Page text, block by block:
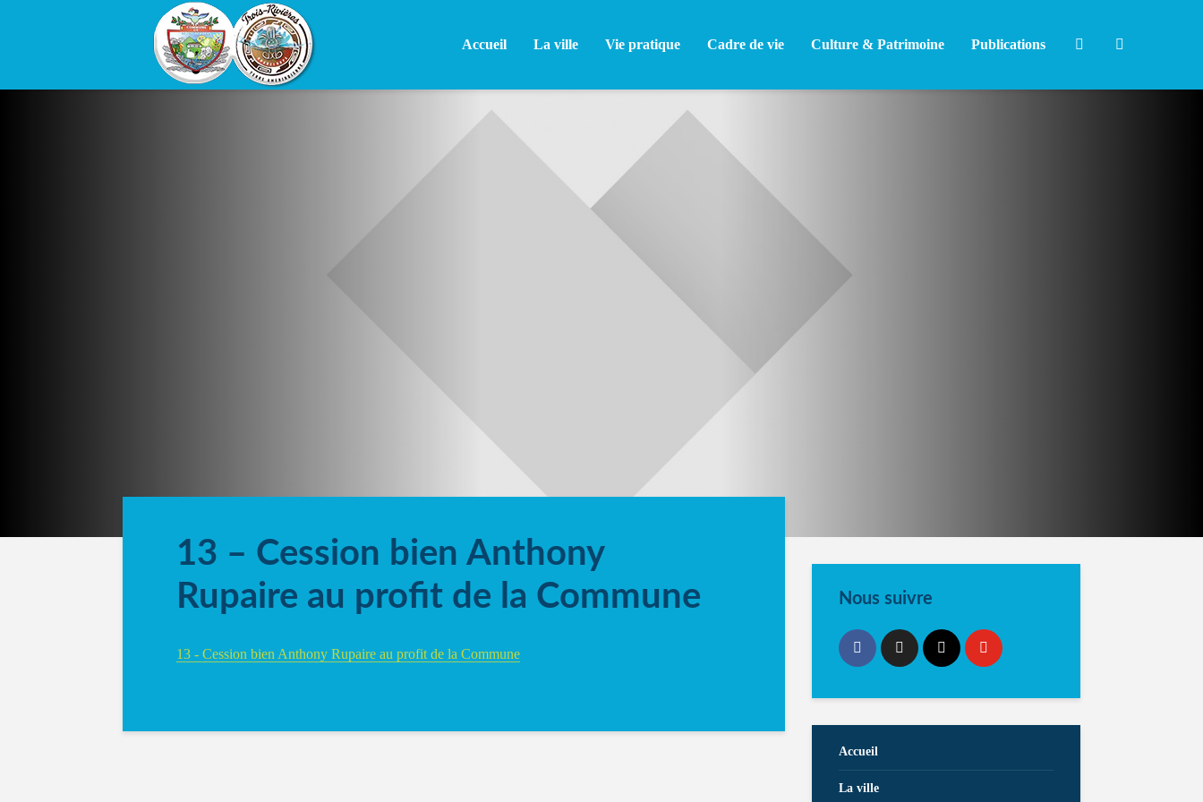
Accueil La ville Vie pratique Cadre de vie Culture & Patrimoine Publications
13 – Cession bien Anthony
Rupaire au profit de la Commune
13 - Cession bien Anthony Rupaire au profit de la Commune
Nous suivre
Accueil
La ville